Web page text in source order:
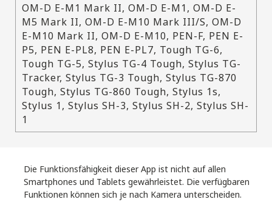
OM-D E-M1 Mark II, OM-D E-M1, OM-D E-
M5 Mark II, OM-D E-M10 Mark III/S, OM-D
E-M10 Mark II, OM-D E-M10, PEN-F, PEN E-
P5, PEN E-PL8, PEN E-PL7, Tough TG-6,
Tough TG-5, Stylus TG-4 Tough, Stylus TG-
Tracker, Stylus TG-3 Tough, Stylus TG-870
Tough, Stylus TG-860 Tough, Stylus 1s,
Stylus 1, Stylus SH-3, Stylus SH-2, Stylus SH-
1
Die Funktionsfähigkeit dieser App ist nicht auf allen
Smartphones und Tablets gewährleistet. Die verfügbaren
Funktionen können sich je nach Kamera unterscheiden.